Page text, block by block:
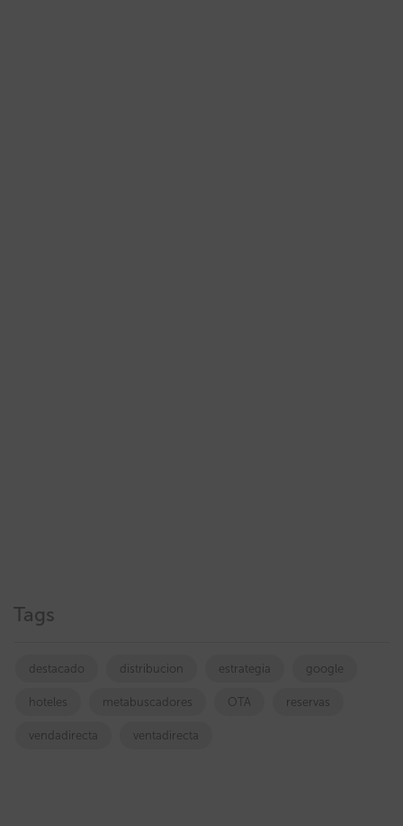
Tags
destacado distribucion estrategia google
hoteles metabuscadores OTA reservas
vendadirecta ventadirecta